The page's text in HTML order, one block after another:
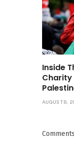
Inside
Charity
AUGUST 8,